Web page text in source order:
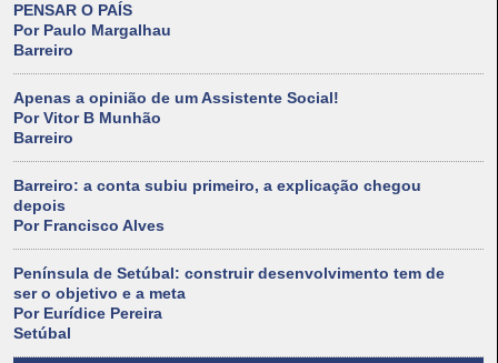
PENSAR O PAÍS
Por Paulo Margalhau
Barreiro
Apenas a opinião de um Assistente Social!
Por Vitor B Munhão
Barreiro
Barreiro: a conta subiu primeiro, a explicação chegou
depois
Por Francisco Alves
Península de Setúbal: construir desenvolvimento tem de
ser o objetivo e a meta
Por Eurídice Pereira
Setúbal